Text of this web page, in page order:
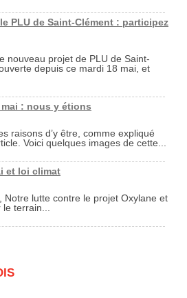
PLU de Saint-Clément : participez
nouveau projet de PLU de Saint-
depuis ce mardi 18 mai, et
: nous y étions
raisons d’y être, comme expliqué
Voici quelques images de cette...
et loi climat
Notre lutte contre le projet Oxylane et
terrain...